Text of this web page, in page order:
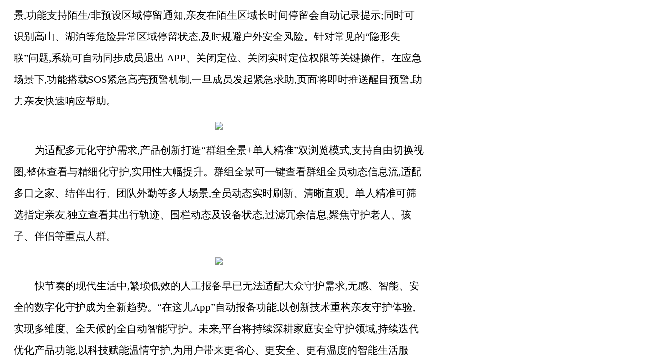
景,功能支持陌生/非预设区域停留通知,亲友在陌生区域长时间停留会自动记录提示;同时可
识别高山、湖泊等危险异常区域停留状态,及时规避户外安全风险。针对常见的“隐形失
联”问题,系统可自动同步成员退出 APP、关闭定位、关闭实时定位权限等关键操作。在应急
场景下,功能搭载SOS紧急高亮预警机制,一旦成员发起紧急求助,页面将即时推送醒目预警,助
力亲友快速响应帮助。
为适配多元化守护需求,产品创新打造“群组全景+单人精准”双浏览模式,支持自由切换视
图,整体查看与精细化守护,实用性大幅提升。群组全景可一键查看群组全员动态信息流,适配
多口之家、结伴出行、团队外勤等多人场景,全员动态实时刷新、清晰直观。单人精准可筛
选指定亲友,独立查看其出行轨迹、围栏动态及设备状态,过滤冗余信息,聚焦守护老人、孩
子、伴侣等重点人群。
快节奏的现代生活中,繁琐低效的人工报备早已无法适配大众守护需求,无感、智能、安
全的数字化守护成为全新趋势。“在这儿App”自动报备功能,以创新技术重构亲友守护体验,
实现多维度、全天候的全自动智能守护。未来,平台将持续深耕家庭安全守护领域,持续迭代
优化产品功能,以科技赋能温情守护,为用户带来更省心、更安全、更有温度的智能生活服